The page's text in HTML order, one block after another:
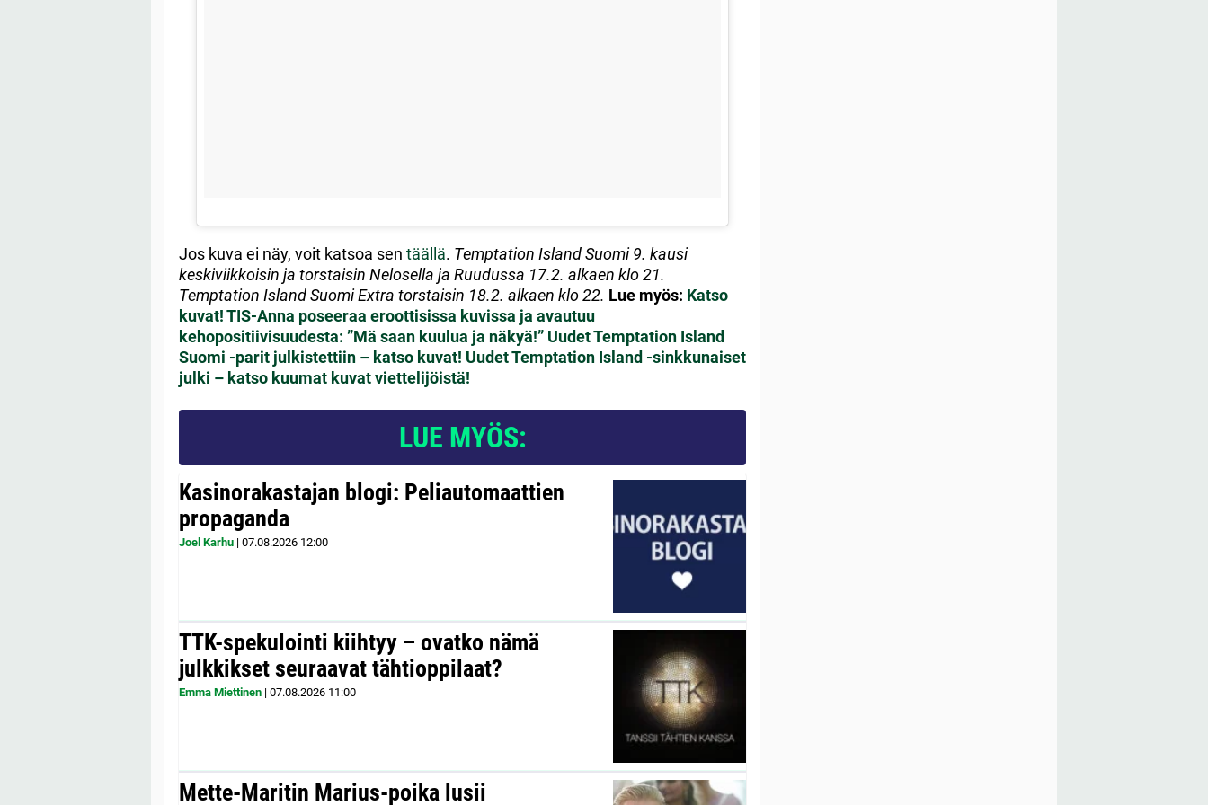
Jos kuva ei näy, voit katsoa sen täällä. Temptation Island Suomi 9. kausi
keskiviikkoisin ja torstaisin Nelosella ja Ruudussa 17.2. alkaen klo 21.
Temptation Island Suomi Extra torstaisin 18.2. alkaen klo 22. Lue myös: Katso
kuvat! TIS-Anna poseeraa eroottisissa kuvissa ja avautuu
kehopositiivisuudesta: ”Mä saan kuulua ja näkyä!” Uudet Temptation Island
Suomi -parit julkistettiin – katso kuvat! Uudet Temptation Island -sinkkunaiset
julki – katso kuumat kuvat viettelijöistä!
LUE MYÖS:
Kasinorakastajan blogi: Peliautomaattien
propaganda
Joel Karhu | 07.08.2026 12:00
TTK-spekulointi kiihtyy – ovatko nämä
julkkikset seuraavat tähtioppilaat?
Emma Miettinen | 07.08.2026 11:00
Mette-Maritin Marius-poika lusii